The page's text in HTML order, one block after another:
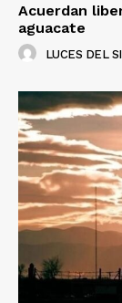
Acuerdan
aguacate
LUCES DEL